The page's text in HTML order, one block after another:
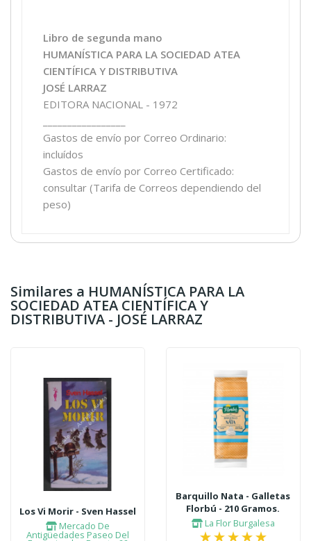
Libro de segunda mano
HUMANÍSTICA PARA LA SOCIEDAD ATEA
CIENTÍFICA Y DISTRIBUTIVA
JOSÉ LARRAZ
EDITORA NACIONAL - 1972
Gastos de envío por Correo Ordinario:
incluídos
Gastos de envío por Correo Certificado:
consultar (Tarifa de Correos dependiendo del
peso)
Similares a HUMANÍSTICA PARA LA
SOCIEDAD ATEA CIENTÍFICA Y
DISTRIBUTIVA - JOSÉ LARRAZ
Los Vi Morir - Sven Hassel
Mercado De
Antigüedades Paseo Del
Barquillo Nata - Galletas
Florbú - 210 Gramos.
La Flor Burgalesa